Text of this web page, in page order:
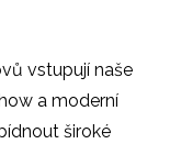
vstupují naše
a moderní
široké